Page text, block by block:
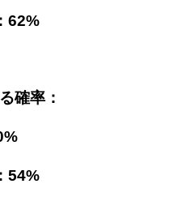
62%
確率：
54%